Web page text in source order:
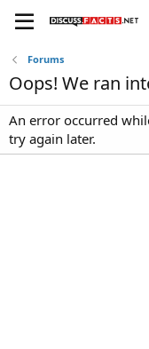
Forums
Oops! We ran
An error occurred
try again later.